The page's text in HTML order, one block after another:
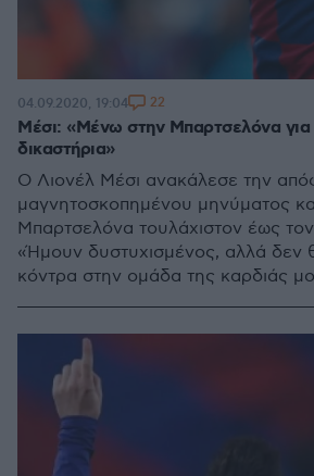
Μέσι: «Μένω στην Μπαρτσελόνα
δικαστήρια»
Ο Λιονέλ Μέσι ανακάλεσε την
μαγνητοσκοπημένου μηνύματος
Μπαρτσελόνα τουλάχιστον έως τον
«Ήμουν δυστυχισμένος, αλλά δεν
κόντρα στην ομάδα της καρδιάς
04.09.2020, 19:04 22